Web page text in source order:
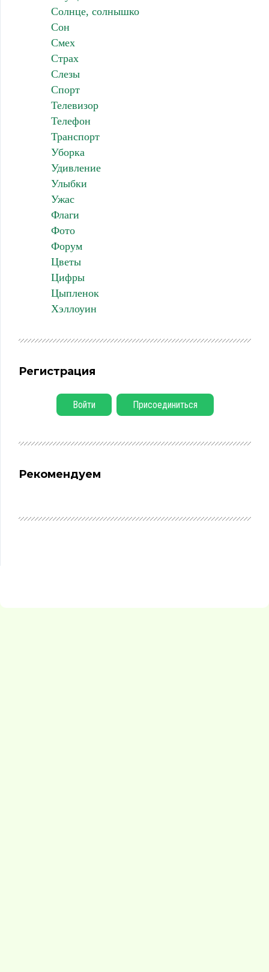
Солнце, солнышко
Сон
Смех
Страх
Слезы
Спорт
Телевизор
Телефон
Транспорт
Уборка
Удивление
Улыбки
Ужас
Флаги
Фото
Форум
Цветы
Цифры
Цыпленок
Хэллоуин
Регистрация
Войти Присоединиться
Рекомендуем